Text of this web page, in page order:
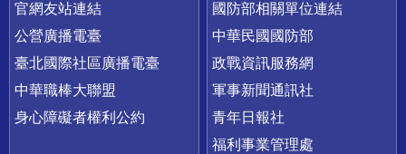
官網友站連結
公營廣播電臺
臺北國際社區廣播電臺
中華職棒大聯盟
身心障礙者權利公約
國防部相關單位連結
中華民國國防部
政戰資訊服務網
軍事新聞通訊社
青年日報社
福利事業管理處